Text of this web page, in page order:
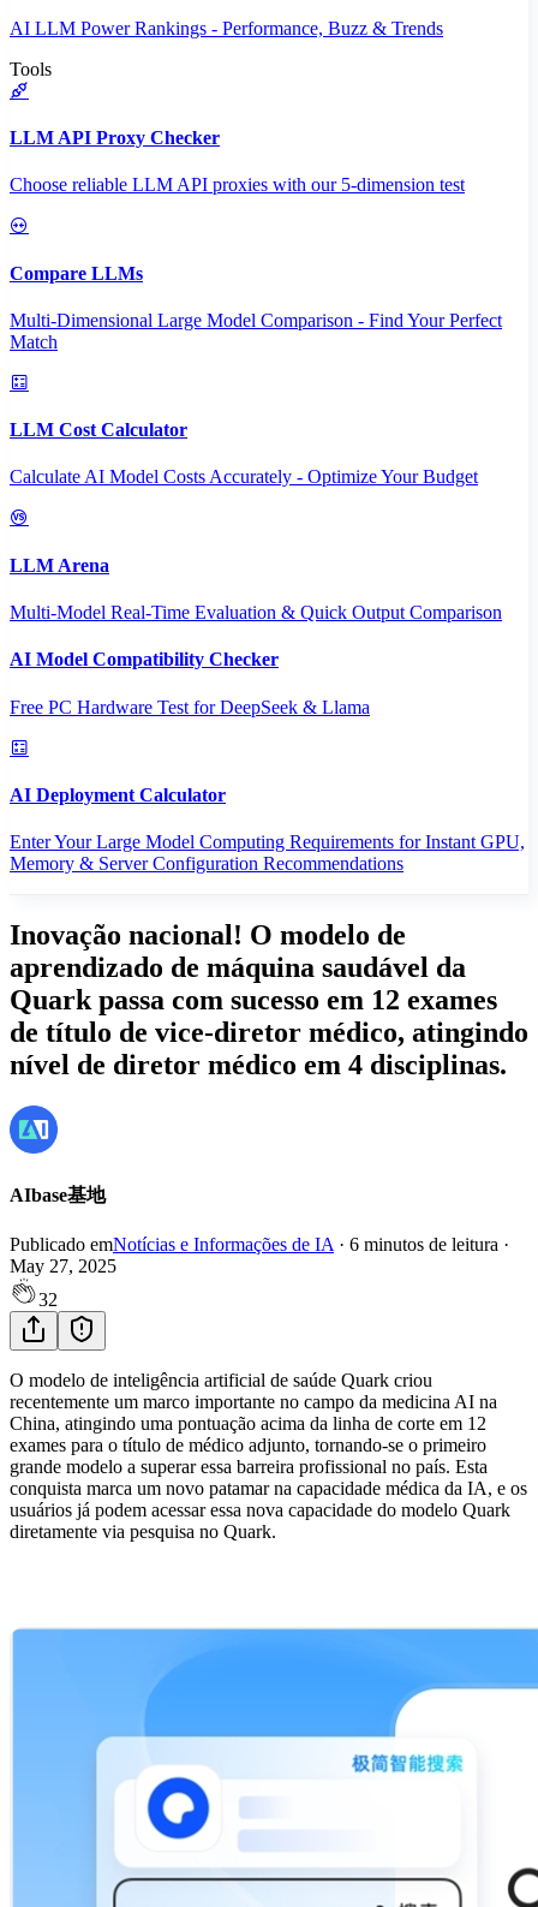
AI LLM Power Rankings - Performance, Buzz & Trends
Tools
LLM API Proxy Checker
Choose reliable LLM API proxies with our 5-dimension test
Compare LLMs
Multi-Dimensional Large Model Comparison - Find Your Perfect
Match
LLM Cost Calculator
Calculate AI Model Costs Accurately - Optimize Your Budget
LLM Arena
Multi-Model Real-Time Evaluation & Quick Output Comparison
AI Model Compatibility Checker
Free PC Hardware Test for DeepSeek & Llama
AI Deployment Calculator
Enter Your Large Model Computing Requirements for Instant GPU,
Memory & Server Configuration Recommendations
Inovação nacional! O modelo de
aprendizado de máquina saudável da
Quark passa com sucesso em 12 exames
de título de vice-diretor médico, atingindo
nível de diretor médico em 4 disciplinas.
AIbase基地
Publicado emNotícias e Informações de IA · 6 minutos de leitura ·
May 27, 2025
32
O modelo de inteligência artificial de saúde Quark criou
recentemente um marco importante no campo da medicina AI na
China, atingindo uma pontuação acima da linha de corte em 12
exames para o título de médico adjunto, tornando-se o primeiro
grande modelo a superar essa barreira profissional no país. Esta
conquista marca um novo patamar na capacidade médica da IA, e os
usuários já podem acessar essa nova capacidade do modelo Quark
diretamente via pesquisa no Quark.